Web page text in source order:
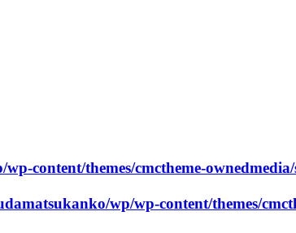
content/themes/cmctheme-
wp/wp-content/themes/